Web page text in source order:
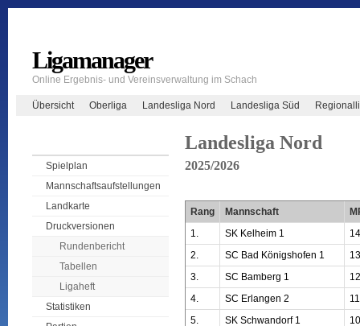
Ligamanager
Online Ergebnis- und Vereinsverwaltung im Schach
Übersicht Oberliga Landesliga Nord Landesliga Süd
Spielplan
Mannschaftsaufstellungen
Landkarte
Druckversionen
Rundenbericht
Tabellen
Ligaheft
Statistiken
Landesliga Nord
2025/2026
Rang Mannschaft
1.
SK Kelheim 1
2.
SC Bad Königshofen 1
3.
SC Bamberg 1
4.
SC Erlangen 2
5.
SK Schwandorf 1